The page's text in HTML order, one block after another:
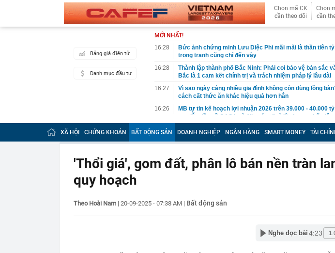
Chọn mã CK
cần theo dõi
Chọn
cần
Bảng giá điện tử
Danh mục đầu tư
MỚI NHẤT!
16:28
Bức ảnh chứng minh Lưu Diệc Phi mãi mãi là thần tiên
trong tranh cũng chỉ đến vậy
16:28
Thành lập thành phố Bắc Ninh: Phải coi bảo vệ bản sắc
Bắc là 1 cam kết chính trị và trách nhiệm pháp lý lâu dài
16:27
Vì sao ngày càng nhiều gia đình không còn dùng lồng
cách cất thức ăn khác hiệu quả hơn hẳn
16:26
MB tự tin kế hoạch lợi nhuận 2026 trên 39.000 - 40.000
tục dẫn đầu về CASA và “fix cứng” tỷ lệ cho vay bất
13% +/-2%
Vượt Thái Lan, Việt Nam trở thành thị trường lớn thứ hai
trong lĩnh vực hàng triệu người dùng
Tưởng vô vọng, hóa ra Nga vẫn nắm "nắm yết hầu" đối
ngược tình thế bất kỳ lúc nào, chỉ là chưa muốn
hoàn thiện kết nối thanh toán xuyên biên giới với thị
Người mẹ sát hại con để trục lợi hơn 4 tỷ đồng tiền bảo
XÃ HỘI CHỨNG KHOÁN BẤT ĐỘNG SẢN DOANH NGHIỆP NGÂN HÀNG SMART MONEY TÀI
'Thổi giá', gom đất, phân lô bán nền tràn
quy hoạch
Theo Hoài Nam | 20-09-2025 - 07:38 AM | Bất động sản
Nghe đọc bài 4:23